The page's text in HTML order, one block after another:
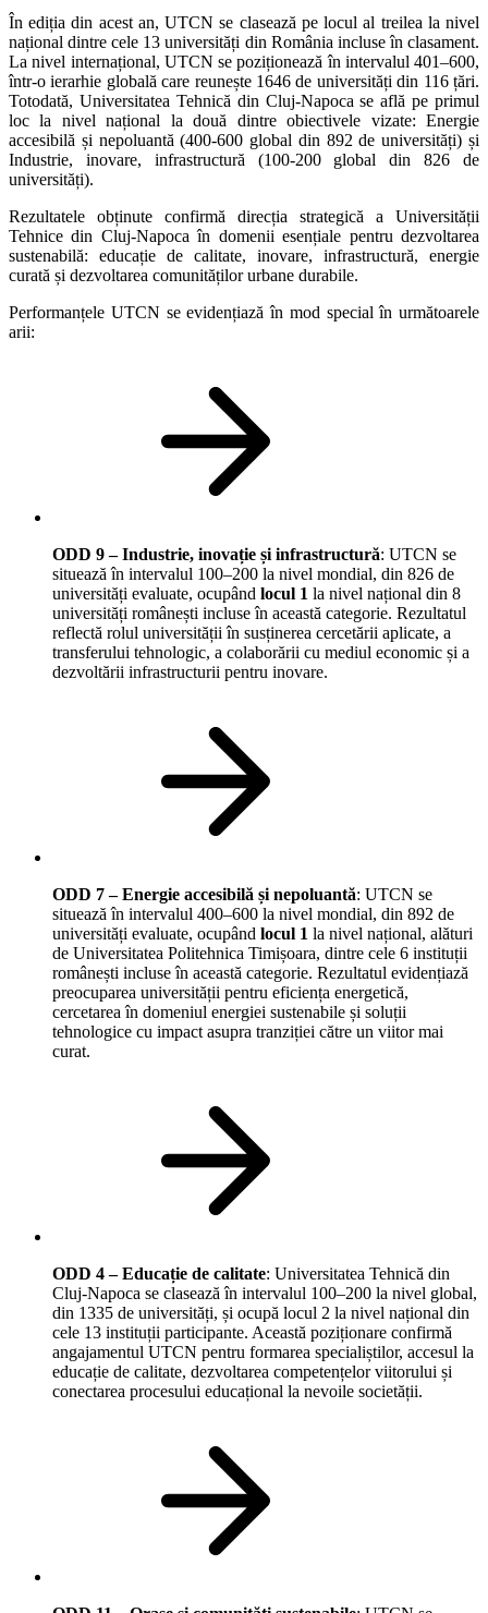
În ediția din acest an, UTCN se clasează pe locul al treilea la nivel
național dintre cele 13 universități din România incluse în clasament.
La nivel internațional, UTCN se poziționează în intervalul 401–600,
într-o ierarhie globală care reunește 1646 de universități din 116 țări.
Totodată, Universitatea Tehnică din Cluj-Napoca se află pe primul
loc la nivel național la două dintre obiectivele vizate: Energie
accesibilă și nepoluantă (400-600 global din 892 de universități) și
Industrie, inovare, infrastructură (100-200 global din 826 de
universități).
Rezultatele obținute confirmă direcția strategică a Universității
Tehnice din Cluj-Napoca în domenii esențiale pentru dezvoltarea
sustenabilă: educație de calitate, inovare, infrastructură, energie
curată și dezvoltarea comunităților urbane durabile.
Performanțele UTCN se evidențiază în mod special în următoarele
arii:
ODD 9 – Industrie, inovație și infrastructură: UTCN se
situează în intervalul 100–200 la nivel mondial, din 826 de
universități evaluate, ocupând locul 1 la nivel național din 8
universități românești incluse în această categorie. Rezultatul
reflectă rolul universității în susținerea cercetării aplicate, a
transferului tehnologic, a colaborării cu mediul economic și a
dezvoltării infrastructurii pentru inovare.
ODD 7 – Energie accesibilă și nepoluantă: UTCN se
situează în intervalul 400–600 la nivel mondial, din 892 de
universități evaluate, ocupând locul 1 la nivel național, alături
de Universitatea Politehnica Timișoara, dintre cele 6 instituții
românești incluse în această categorie. Rezultatul evidențiază
preocuparea universității pentru eficiența energetică,
cercetarea în domeniul energiei sustenabile și soluții
tehnologice cu impact asupra tranziției către un viitor mai
curat.
ODD 4 – Educație de calitate: Universitatea Tehnică din
Cluj-Napoca se clasează în intervalul 100–200 la nivel global,
din 1335 de universități, și ocupă locul 2 la nivel național din
cele 13 instituții participante. Această poziționare confirmă
angajamentul UTCN pentru formarea specialiștilor, accesul la
educație de calitate, dezvoltarea competențelor viitorului și
conectarea procesului educațional la nevoile societății.